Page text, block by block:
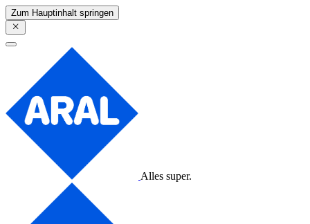
Zum Hauptinhalt springen
Alles super.